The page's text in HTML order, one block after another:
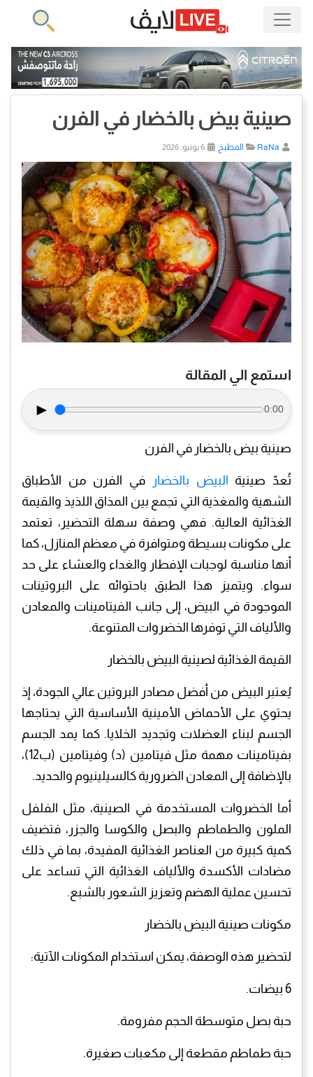
صينية بيض بالخضار في الفرن
RaNa المطبخ
استمع الي المقالة
► 0:00
صينية بيض بالخضار في الفرن
تُعدّ صينية البيض بالخضار
في الفرن من الأطباق
الشهية والمغذية التي تجمع بين المذاق اللذيذ والقيمة
الغذائية العالية. فهي وصفة سهلة التحضير، تعتمد
على مكونات بسيطة ومتوافرة في معظم المنازل، كما
أنها مناسبة لوجبات الإفطار والغداء والعشاء على حد
سواء. ويتميز هذا الطبق باحتوائه على البروتينات
الموجودة في البيض، إلى جانب الفيتامينات والمعادن
والألياف التي توفرها الخضروات المتنوعة.
القيمة الغذائية لصينية البيض بالخضار
يُعتبر البيض من أفضل مصادر البروتين عالي الجودة، إذ
يحتوي على الأحماض الأمينية الأساسية التي يحتاجها
الجسم لبناء العضلات وتجديد الخلايا. كما يمد الجسم
بفيتامينات مهمة مثل فيتامين (د) وفيتامين (ب12)،
بالإضافة إلى المعادن الضرورية كالسيلينيوم والحديد.
أما الخضروات المستخدمة في الصينية، مثل الفلفل
الملون والطماطم والبصل والكوسا والجزر، فتضيف
كمية كبيرة من العناصر الغذائية المفيدة، بما في ذلك
مضادات الأكسدة والألياف الغذائية التي تساعد على
تحسين عملية الهضم وتعزيز الشعور بالشبع.
مكونات صينية البيض بالخضار
لتحضير هذه الوصفة، يمكن استخدام المكونات الآتية:
6 بيضات.
حبة بصل متوسطة الحجم مفرومة.
حبة طماطم مقطعة إلى مكعبات صغيرة.